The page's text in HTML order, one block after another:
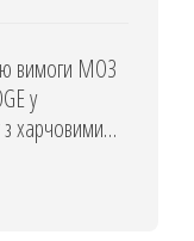
вимоги МОЗ
у
з харчовими